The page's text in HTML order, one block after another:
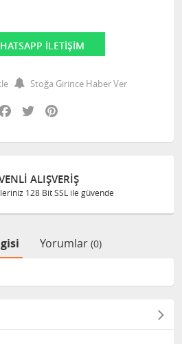
İLETIŞIM
Stoğa Girince Haber Ver
Facebook
Twitter
ALIŞVERIŞ
128 Bit SSL ile güvende
Yorumlar (0)